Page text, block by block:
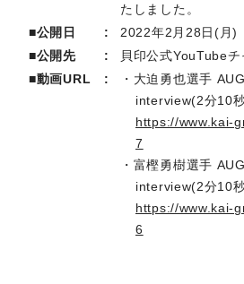
たしました。
■公開日
2022年2月28日(月)
■公開先
貝印公式YouTubeチ
■動画URL
大迫勇也選手
interview(2分10
https://www.kai-
7
富樫勇樹選手
interview(2分10
https://www.kai-
6